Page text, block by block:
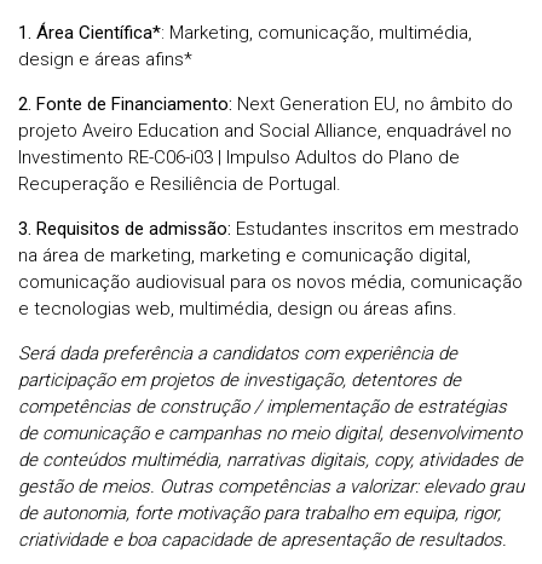
1. Área Científica*: Marketing, comunicação, multimédia,
design e áreas afins*
2. Fonte de Financiamento: Next Generation EU, no âmbito do
projeto Aveiro Education and Social Alliance, enquadrável no
Investimento RE-C06-i03 | Impulso Adultos do Plano de
Recuperação e Resiliência de Portugal.
3. Requisitos de admissão: Estudantes inscritos em mestrado
na área de marketing, marketing e comunicação digital,
comunicação audiovisual para os novos média, comunicação
e tecnologias web, multimédia, design ou áreas afins.
Será dada preferência a candidatos com experiência de
participação em projetos de investigação, detentores de
competências de construção / implementação de estratégias
de comunicação e campanhas no meio digital, desenvolvimento
de conteúdos multimédia, narrativas digitais, copy, atividades de
gestão de meios. Outras competências a valorizar: elevado grau
de autonomia, forte motivação para trabalho em equipa, rigor,
criatividade e boa capacidade de apresentação de resultados.